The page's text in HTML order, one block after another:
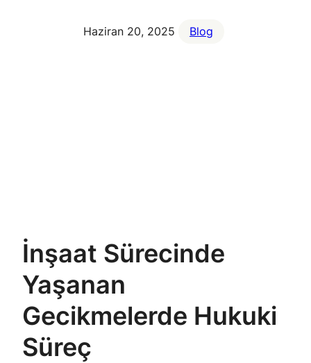
Haziran 20, 2025 Blog
İnşaat Sürecinde
Yaşanan
Gecikmelerde Hukuki
Süreç